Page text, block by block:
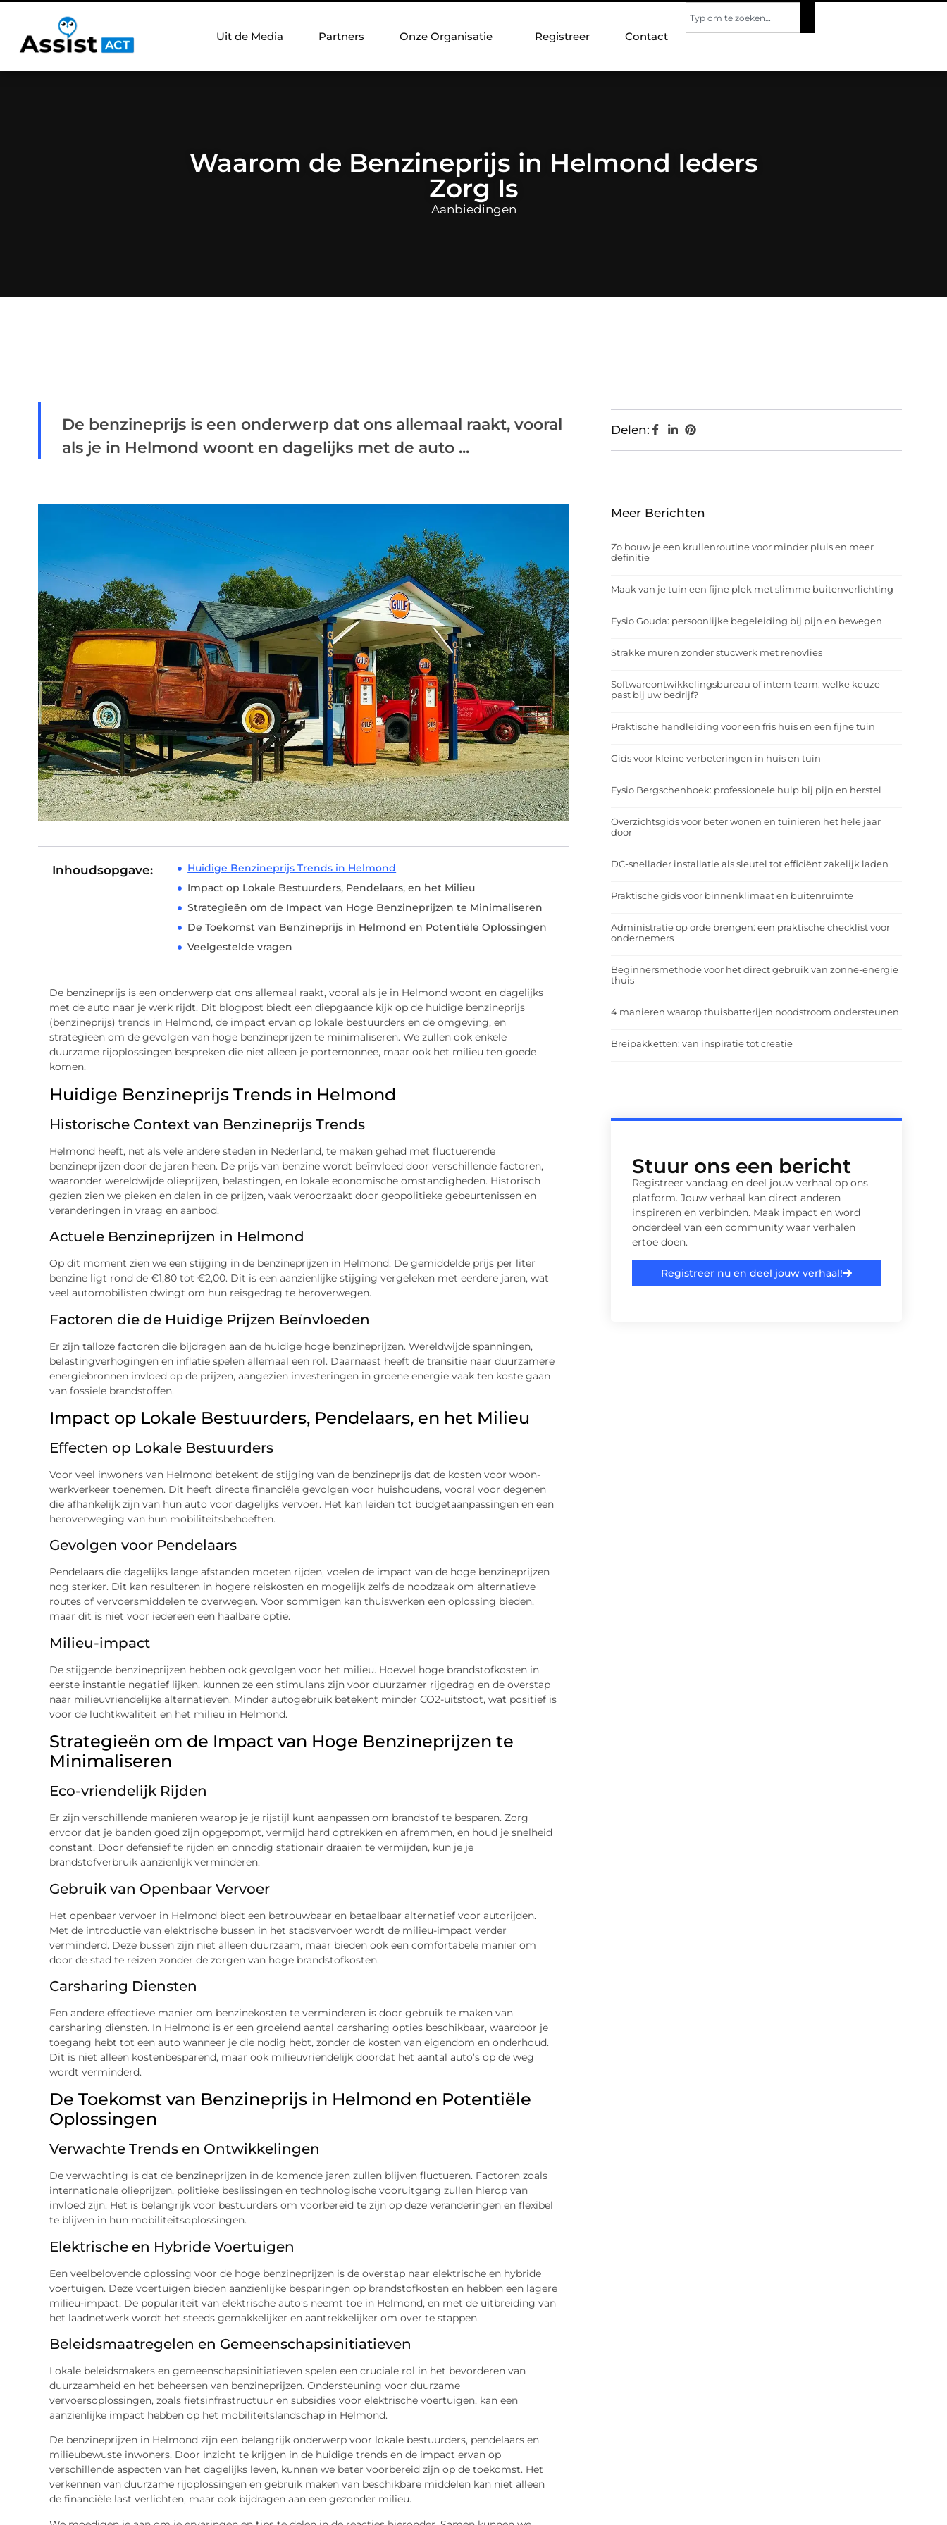
Uit de Media Partners Onze Organisatie Registreer Contact
Waarom de Benzineprijs in Helmond Ieders
Zorg Is
Aanbiedingen
De benzineprijs is een onderwerp dat ons allemaal raakt, vooral
als je in Helmond woont en dagelijks met de auto ...
Inhoudsopgave:
Huidige Benzineprijs Trends in Helmond
Impact op Lokale Bestuurders, Pendelaars, en het Milieu
Strategieën om de Impact van Hoge Benzineprijzen te Minimaliseren
De Toekomst van Benzineprijs in Helmond en Potentiële Oplossingen
Veelgestelde vragen
De benzineprijs is een onderwerp dat ons allemaal raakt, vooral als je in Helmond woont en dagelijks
met de auto naar je werk rijdt. Dit blogpost biedt een diepgaande kijk op de huidige benzineprijs
(benzineprijs) trends in Helmond, de impact ervan op lokale bestuurders en de omgeving, en
strategieën om de gevolgen van hoge benzineprijzen te minimaliseren. We zullen ook enkele
duurzame rijoplossingen bespreken die niet alleen je portemonnee, maar ook het milieu ten goede
komen.
Huidige Benzineprijs Trends in Helmond
Historische Context van Benzineprijs Trends
Helmond heeft, net als vele andere steden in Nederland, te maken gehad met fluctuerende
benzineprijzen door de jaren heen. De prijs van benzine wordt beïnvloed door verschillende factoren,
waaronder wereldwijde olieprijzen, belastingen, en lokale economische omstandigheden. Historisch
gezien zien we pieken en dalen in de prijzen, vaak veroorzaakt door geopolitieke gebeurtenissen en
veranderingen in vraag en aanbod.
Actuele Benzineprijzen in Helmond
Op dit moment zien we een stijging in de benzineprijzen in Helmond. De gemiddelde prijs per liter
benzine ligt rond de €1,80 tot €2,00. Dit is een aanzienlijke stijging vergeleken met eerdere jaren, wat
veel automobilisten dwingt om hun reisgedrag te heroverwegen.
Factoren die de Huidige Prijzen Beïnvloeden
Er zijn talloze factoren die bijdragen aan de huidige hoge benzineprijzen. Wereldwijde spanningen,
belastingverhogingen en inflatie spelen allemaal een rol. Daarnaast heeft de transitie naar duurzamere
energiebronnen invloed op de prijzen, aangezien investeringen in groene energie vaak ten koste gaan
van fossiele brandstoffen.
Impact op Lokale Bestuurders, Pendelaars, en het Milieu
Effecten op Lokale Bestuurders
Voor veel inwoners van Helmond betekent de stijging van de benzineprijs dat de kosten voor woon-
werkverkeer toenemen. Dit heeft directe financiële gevolgen voor huishoudens, vooral voor degenen
die afhankelijk zijn van hun auto voor dagelijks vervoer. Het kan leiden tot budgetaanpassingen en een
heroverweging van hun mobiliteitsbehoeften.
Gevolgen voor Pendelaars
Pendelaars die dagelijks lange afstanden moeten rijden, voelen de impact van de hoge benzineprijzen
nog sterker. Dit kan resulteren in hogere reiskosten en mogelijk zelfs de noodzaak om alternatieve
routes of vervoersmiddelen te overwegen. Voor sommigen kan thuiswerken een oplossing bieden,
maar dit is niet voor iedereen een haalbare optie.
Milieu-impact
De stijgende benzineprijzen hebben ook gevolgen voor het milieu. Hoewel hoge brandstofkosten in
eerste instantie negatief lijken, kunnen ze een stimulans zijn voor duurzamer rijgedrag en de overstap
naar milieuvriendelijke alternatieven. Minder autogebruik betekent minder CO2-uitstoot, wat positief is
voor de luchtkwaliteit en het milieu in Helmond.
Strategieën om de Impact van Hoge Benzineprijzen te
Minimaliseren
Eco-vriendelijk Rijden
Er zijn verschillende manieren waarop je je rijstijl kunt aanpassen om brandstof te besparen. Zorg
ervoor dat je banden goed zijn opgepompt, vermijd hard optrekken en afremmen, en houd je snelheid
constant. Door defensief te rijden en onnodig stationair draaien te vermijden, kun je je
brandstofverbruik aanzienlijk verminderen.
Gebruik van Openbaar Vervoer
Het openbaar vervoer in Helmond biedt een betrouwbaar en betaalbaar alternatief voor autorijden.
Met de introductie van elektrische bussen in het stadsvervoer wordt de milieu-impact verder
verminderd. Deze bussen zijn niet alleen duurzaam, maar bieden ook een comfortabele manier om
door de stad te reizen zonder de zorgen van hoge brandstofkosten.
Carsharing Diensten
Een andere effectieve manier om benzinekosten te verminderen is door gebruik te maken van
carsharing diensten. In Helmond is er een groeiend aantal carsharing opties beschikbaar, waardoor je
toegang hebt tot een auto wanneer je die nodig hebt, zonder de kosten van eigendom en onderhoud.
Dit is niet alleen kostenbesparend, maar ook milieuvriendelijk doordat het aantal auto’s op de weg
wordt verminderd.
De Toekomst van Benzineprijs in Helmond en Potentiële
Oplossingen
Verwachte Trends en Ontwikkelingen
De verwachting is dat de benzineprijzen in de komende jaren zullen blijven fluctueren. Factoren zoals
internationale olieprijzen, politieke beslissingen en technologische vooruitgang zullen hierop van
invloed zijn. Het is belangrijk voor bestuurders om voorbereid te zijn op deze veranderingen en flexibel
te blijven in hun mobiliteitsoplossingen.
Elektrische en Hybride Voertuigen
Een veelbelovende oplossing voor de hoge benzineprijzen is de overstap naar elektrische en hybride
voertuigen. Deze voertuigen bieden aanzienlijke besparingen op brandstofkosten en hebben een lagere
milieu-impact. De populariteit van elektrische auto’s neemt toe in Helmond, en met de uitbreiding van
het laadnetwerk wordt het steeds gemakkelijker en aantrekkelijker om over te stappen.
Beleidsmaatregelen en Gemeenschapsinitiatieven
Lokale beleidsmakers en gemeenschapsinitiatieven spelen een cruciale rol in het bevorderen van
duurzaamheid en het beheersen van benzineprijzen. Ondersteuning voor duurzame
vervoersoplossingen, zoals fietsinfrastructuur en subsidies voor elektrische voertuigen, kan een
aanzienlijke impact hebben op het mobiliteitslandschap in Helmond.
De benzineprijzen in Helmond zijn een belangrijk onderwerp voor lokale bestuurders, pendelaars en
milieubewuste inwoners. Door inzicht te krijgen in de huidige trends en de impact ervan op
verschillende aspecten van het dagelijks leven, kunnen we beter voorbereid zijn op de toekomst. Het
verkennen van duurzame rijoplossingen en gebruik maken van beschikbare middelen kan niet alleen
de financiële last verlichten, maar ook bijdragen aan een gezonder milieu.
Delen:
Meer Berichten
Zo bouw je een krullenroutine voor minder pluis en meer
definitie
Maak van je tuin een fijne plek met slimme buitenverlichting
Fysio Gouda: persoonlijke begeleiding bij pijn en bewegen
Strakke muren zonder stucwerk met renovlies
Softwareontwikkelingsbureau of intern team: welke keuze
past bij uw bedrijf?
Praktische handleiding voor een fris huis en een fijne tuin
Gids voor kleine verbeteringen in huis en tuin
Fysio Bergschenhoek: professionele hulp bij pijn en herstel
Overzichtsgids voor beter wonen en tuinieren het hele jaar
door
DC-snellader installatie als sleutel tot efficiënt zakelijk laden
Praktische gids voor binnenklimaat en buitenruimte
Administratie op orde brengen: een praktische checklist voor
ondernemers
Beginnersmethode voor het direct gebruik van zonne-energie
thuis
4 manieren waarop thuisbatterijen noodstroom ondersteunen
Breipakketten: van inspiratie tot creatie
Stuur ons een bericht
Registreer vandaag en deel jouw verhaal op ons
platform. Jouw verhaal kan direct anderen
inspireren en verbinden. Maak impact en word
onderdeel van een community waar verhalen
ertoe doen.
Registreer nu en deel jouw verhaal!